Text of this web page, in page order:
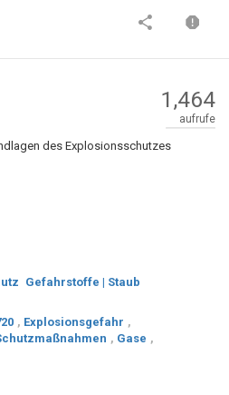
1,464
aufrufe
des Explosionsschutzes
Gefahrstoffe | Staub
, Explosionsgefahr ,
, Gase ,